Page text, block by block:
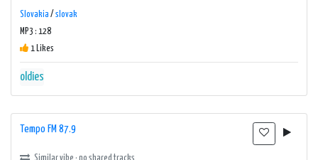
Slovakia / slovak
MP3 : 128
1 Likes
oldies
Tempo FM 87.9
Similar vibe · no shared tracks